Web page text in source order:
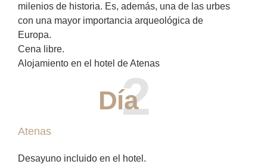
milenios de historia. Es, además, una de las urbes
con una mayor importancia arqueológica de
Europa.
Cena libre.
Alojamiento en el hotel de Atenas
2
Día
Atenas
Desayuno incluido en el hotel.